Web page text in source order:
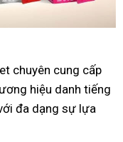
chuyên cung cấp
hiệu danh tiếng
đa dạng sự lựa